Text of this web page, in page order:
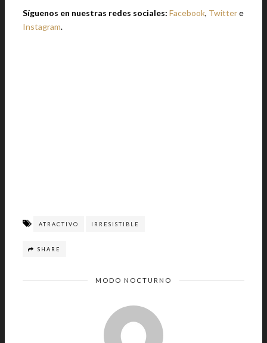
Síguenos en nuestras redes sociales: Facebook, Twittere
Instagram.
ATRACTIVO IRRESISTIBLE
SHARE
MODO NOCTURNO